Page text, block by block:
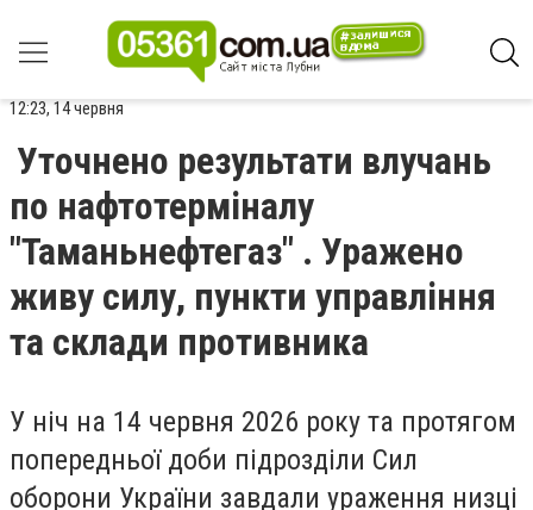
12:23, 14 червня
Уточнено результати влучань
по нафтотерміналу
"Таманьнефтегаз" . Уражено
живу силу, пункти управління
та склади противника
У ніч на 14 червня 2026 року та протягом
попередньої доби підрозділи Сил
оборони України завдали ураження низці